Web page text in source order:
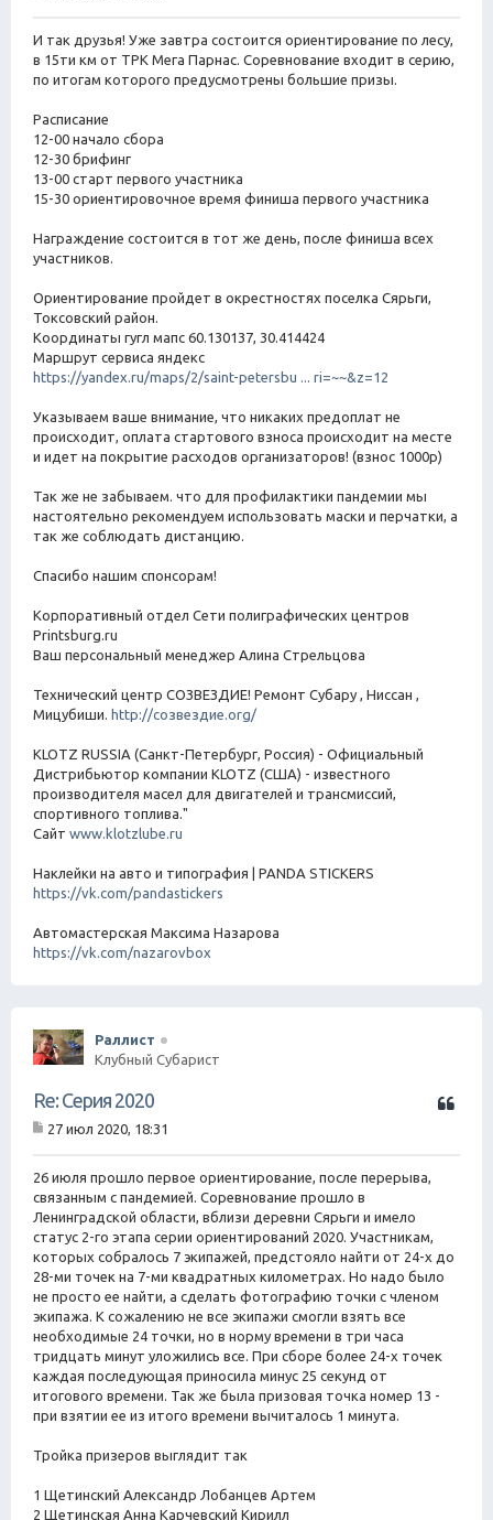
т
а
о
б
е
и
е
И так друзья! Уже завтра состоится ориентирование по лесу,
в 15ти км от ТРК Мега Парнас. Соревнование входит в серию,
по итогам которого предусмотрены большие призы.
Расписание
12-00 начало сбора
12-30 брифинг
13-00 старт первого участника
15-30 ориентировочное время финиша первого участника
Награждение состоится в тот же день, после финиша всех
участников.
Ориентирование пройдет в окрестностях поселка Сярьги,
Токсовский район.
Координаты гугл мапс 60.130137, 30.414424
Маршрут сервиса яндекс
https://yandex.ru/maps/2/saint-petersbu ... ri=~~&z=12
Указываем ваше внимание, что никаких предоплат не
происходит, оплата стартового взноса происходит на месте
и идет на покрытие расходов организаторов! (взнос 1000р)
Так же не забываем. что для профилактики пандемии мы
настоятельно рекомендуем использовать маски и перчатки, а
так же соблюдать дистанцию.
Спасибо нашим спонсорам!
Корпоративный отдел Сети полиграфических центров
Printsburg.ru
Ваш персональный менеджер Алина Стрельцова
Технический центр СОЗВЕЗДИЕ! Ремонт Субару , Ниссан ,
Мицубиши. http://созвездие.org/
KLOTZ RUSSIA (Санкт-Петербург, Россия) - Официальный
Дистрибьютор компании KLOTZ (США) - известного
производителя масел для двигателей и трансмиссий,
спортивного топлива."
Сайт www.klotzlube.ru
Наклейки на авто и типография | PANDA STICKERS
https://vk.com/pandastickers
Автомастерская Максима Назарова
https://vk.com/nazarovbox
Раллист
Клубный Субарист
Ц
Re: Серия 2020
о
б
е
н
и
е
27 июл 2020, 18:31
26 июля прошло первое ориентирование, после перерыва,
связанным с пандемией. Соревнование прошло в
Ленинградской области, вблизи деревни Сярьги и имело
статус 2-го этапа серии ориентирований 2020. Участникам,
которых собралось 7 экипажей, предстояло найти от 24-х до
28-ми точек на 7-ми квадратных километрах. Но надо было
не просто ее найти, а сделать фотографию точки с членом
экипажа. К сожалению не все экипажи смогли взять все
необходимые 24 точки, но в норму времени в три часа
тридцать минут уложились все. При сборе более 24-х точек
каждая последующая приносила минус 25 секунд от
итогового времени. Так же была призовая точка номер 13 -
при взятии ее из итого времени вычиталось 1 минута.
Тройка призеров выглядит так
1 Щетинский Александр Лобанцев Артем
2 Щетинская Анна Карчевский Кирилл